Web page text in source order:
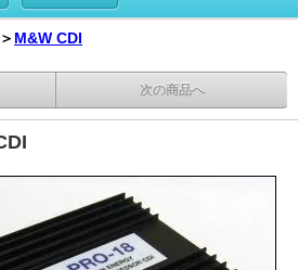
＞ M&W CDI
次の商品へ